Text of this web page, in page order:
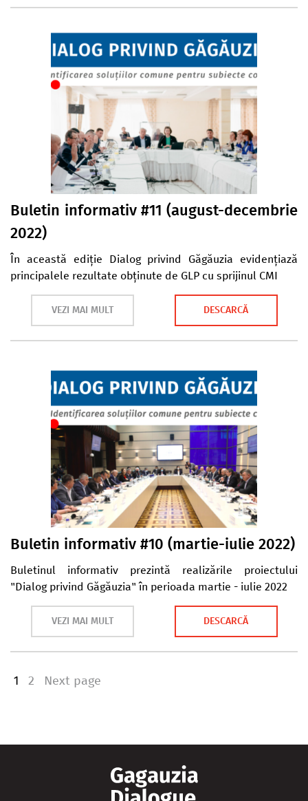
Buletin informativ #11 (august-decembrie
2022)
În această ediție Dialog privind Găgăuzia evidențiază
principalele rezultate obținute de GLP cu sprijinul CMI
VEZI MAI MULT DESCARCĂ
Buletin informativ #10 (martie-iulie 2022)
Buletinul informativ prezintă realizările proiectului
"Dialog privind Găgăuzia" în perioada martie - iulie 2022
VEZI MAI MULT DESCARCĂ
Page
1 Page
2 Next page